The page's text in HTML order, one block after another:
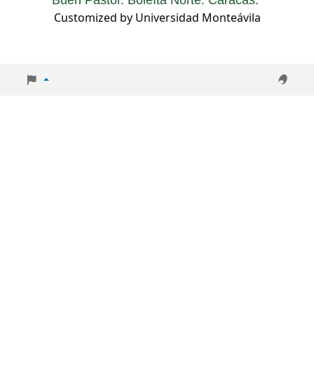
Customized by Universidad Monteávila